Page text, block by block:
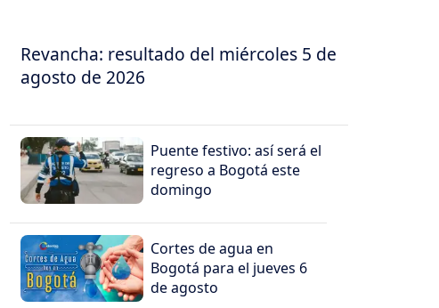
Revancha: resultado del miércoles 5 de
agosto de 2026
Puente festivo: así será el
regreso a Bogotá este
domingo
Cortes de agua en
Bogotá para el jueves 6
de agosto